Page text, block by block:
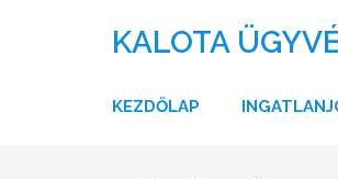
KALOTA
KEZDŐLAP